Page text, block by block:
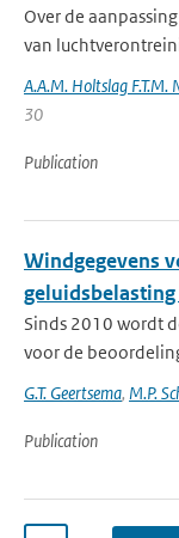
Over de
van
A.A.M. Holtslag F.T.M.
30
Publication
Windgegevens
Sinds 2010 wordt
voor de
G.T. Geertsema, M.P.
Publication